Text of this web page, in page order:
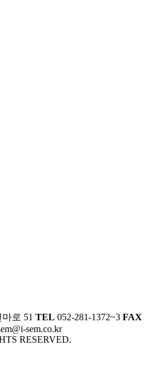
로 51 TEL 052-281-1372~3 FAX
sem.co.kr
RESERVED.